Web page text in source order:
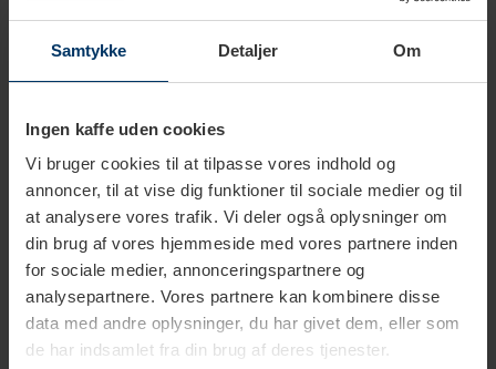
Samtykke Detaljer Om
Ingen kaffe uden cookies
Vi bruger cookies til at tilpasse vores indhold og
annoncer, til at vise dig funktioner til sociale medier og til
at analysere vores trafik. Vi deler også oplysninger om
din brug af vores hjemmeside med vores partnere inden
for sociale medier, annonceringspartnere og
analysepartnere. Vores partnere kan kombinere disse
data med andre oplysninger, du har givet dem, eller som
de har indsamlet fra din brug af deres tjenester.
Download
Rigtig Kaffe er eneste officielle danske Nivona forhandler - vi
har naturligvis eget serviceværksted med uddannede Nivona
teknikere, som tager sig kærligt af din maskine. Med en
espressomaskine fra Nivona får du en maskine i topkvalitet -
bygget i Schweiz med en garanti for Premium Swiss Quality!